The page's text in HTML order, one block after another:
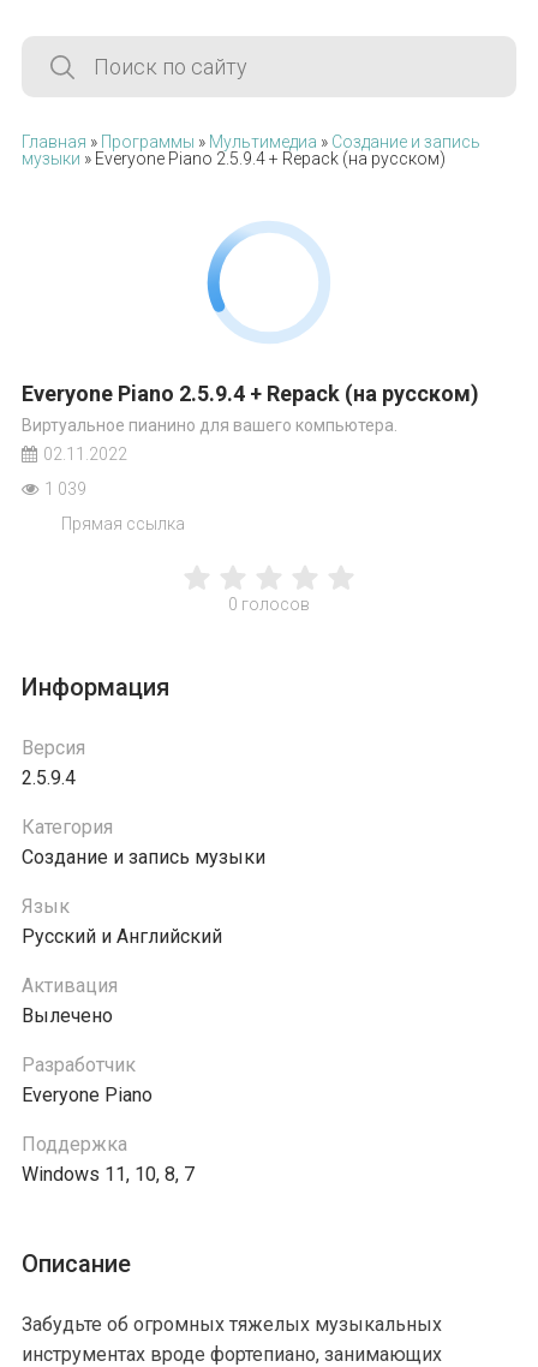
Главная » Программы » Мультимедиа » Создание и запись
музыки » Everyone Piano 2.5.9.4 + Repack (на русском)
Everyone Piano 2.5.9.4 + Repack (на русском)
Виртуальное пианино для вашего компьютера.
02.11.2022
1 039
Прямая ссылка
0 голосов
Информация
Версия
2.5.9.4
Категория
Создание и запись музыки
Язык
Русский и Английский
Активация
Вылечено
Разработчик
Everyone Piano
Поддержка
Windows 11, 10, 8, 7
Описание
Забудьте об огромных тяжелых музыкальных
инструментах вроде фортепиано, занимающих